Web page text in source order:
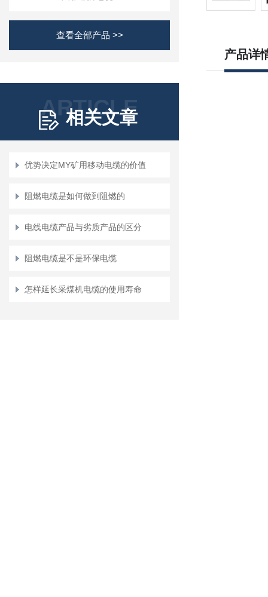
查看全部产品 >>
ARTICLE
相关文章
优势决定MY矿用移动电缆的价值
阻燃电缆是如何做到阻燃的
电线电缆产品与劣质产品的区分
阻燃电缆是不是环保电缆
怎样延长采煤机电缆的使用寿命
产品详